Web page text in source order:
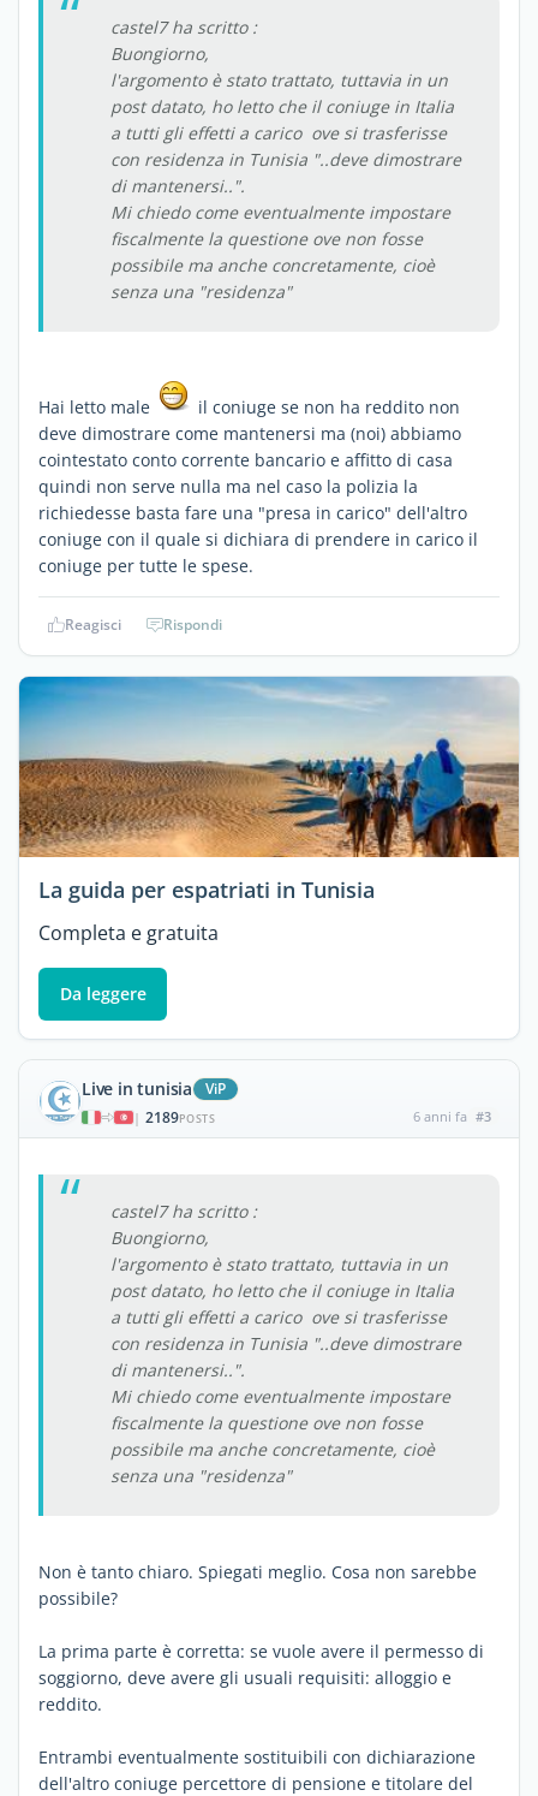
castel7 ha scritto :
Buongiorno,
l'argomento è stato trattato, tuttavia in un
post datato, ho letto che il coniuge in Italia
a tutti gli effetti a carico ove si trasferisse
con residenza in Tunisia "..deve dimostrare
di mantenersi..".
Mi chiedo come eventualmente impostare
fiscalmente la questione ove non fosse
possibile ma anche concretamente, cioè
senza una "residenza"
Hai letto male
il coniuge se non ha reddito non
deve dimostrare come mantenersi ma (noi) abbiamo
cointestato conto corrente bancario e affitto di casa
quindi non serve nulla ma nel caso la polizia la
richiedesse basta fare una "presa in carico" dell'altro
coniuge con il quale si dichiara di prendere in carico il
coniuge per tutte le spese.
Reagisci Rispondi
La guida per espatriati in Tunisia
Completa e gratuita
Da leggere
Live in tunisia ViP
| 2189POSTS 6 anni fa #3
castel7 ha scritto :
Buongiorno,
l'argomento è stato trattato, tuttavia in un
post datato, ho letto che il coniuge in Italia
a tutti gli effetti a carico ove si trasferisse
con residenza in Tunisia "..deve dimostrare
di mantenersi..".
Mi chiedo come eventualmente impostare
fiscalmente la questione ove non fosse
possibile ma anche concretamente, cioè
senza una "residenza"
Non è tanto chiaro. Spiegati meglio. Cosa non sarebbe
possibile?
La prima parte è corretta: se vuole avere il permesso di
soggiorno, deve avere gli usuali requisiti: alloggio e
reddito.
Entrambi eventualmente sostituibili con dichiarazione
dell'altro coniuge percettore di pensione e titolare del